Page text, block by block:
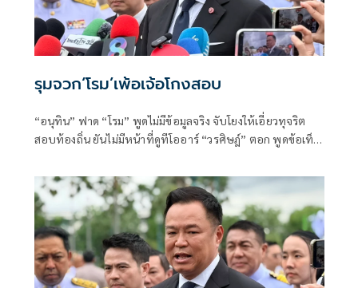
รุมจวก‘โรม’เพ้อเจ้อโกงสอบ
“อนุทิน” ฟาด “โรม” พูดไม่มีข้อมูลจริง จับโยงให้เอี่ยวทุจริต
สอบท้องถิ่น ยันไม่มีหน้าที่ดูทีโออาร์ “วรศิษฎ์” ตอก พูดข้อเท็จ